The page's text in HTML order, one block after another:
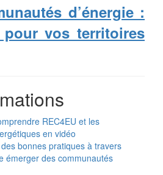
d’énergie :
vos territoires
REC4EU et les
en vidéo
bonnes pratiques à travers
émerger des communautés